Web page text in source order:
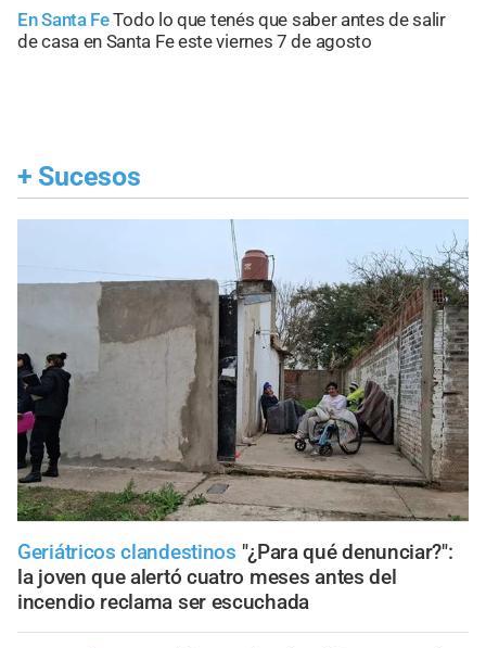
En Santa FeTodo lo que tenés que saber antes de salir
de casa en Santa Fe este viernes 7 de agosto
+ Sucesos
Geriátricos clandestinos "¿Para qué denunciar?":
la joven que alertó cuatro meses antes del
incendio reclama ser escuchada